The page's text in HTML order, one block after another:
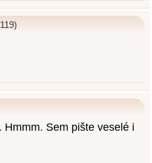
Hmmm. Sem pište veselé i